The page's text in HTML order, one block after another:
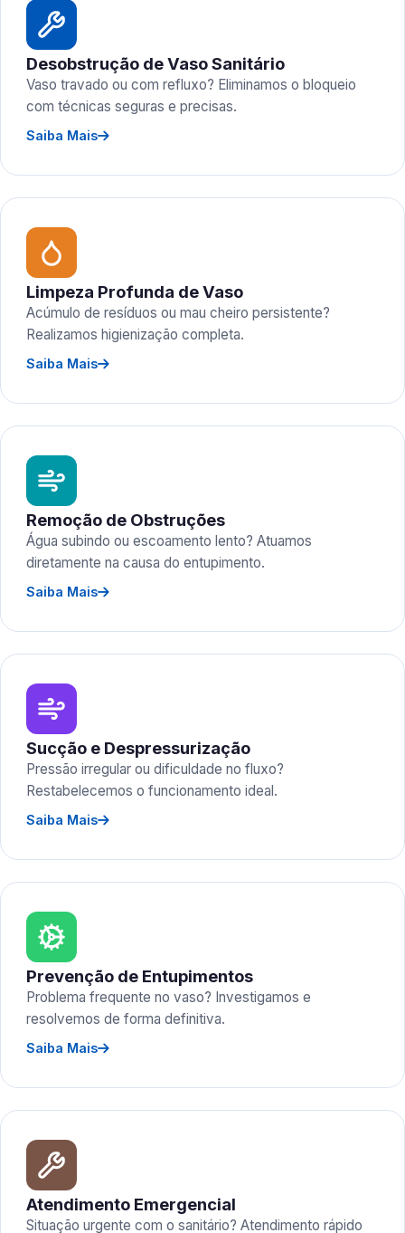
Desobstrução de Vaso Sanitário
Vaso travado ou com refluxo? Eliminamos o bloqueio
com técnicas seguras e precisas.
Saiba Mais
Limpeza Profunda de Vaso
Acúmulo de resíduos ou mau cheiro persistente?
Realizamos higienização completa.
Saiba Mais
Remoção de Obstruções
Água subindo ou escoamento lento? Atuamos
diretamente na causa do entupimento.
Saiba Mais
Sucção e Despressurização
Pressão irregular ou dificuldade no fluxo?
Restabelecemos o funcionamento ideal.
Saiba Mais
Prevenção de Entupimentos
Problema frequente no vaso? Investigamos e
resolvemos de forma definitiva.
Saiba Mais
Atendimento Emergencial
Situação urgente com o sanitário? Atendimento rápido